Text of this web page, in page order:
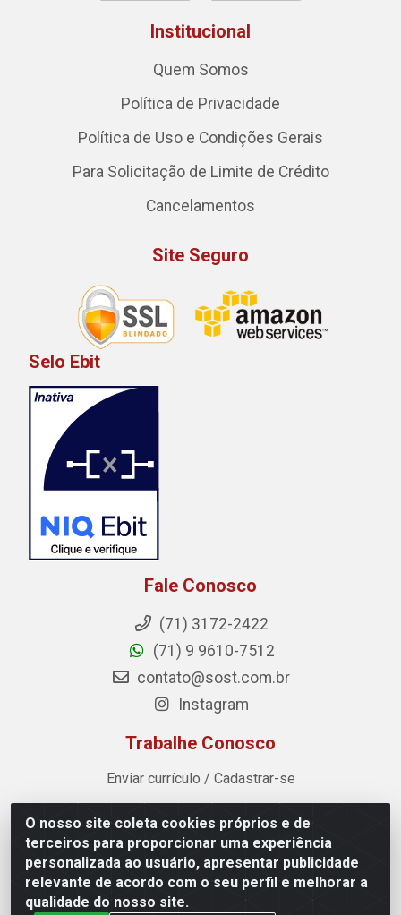
O nosso site coleta cookies próprios e de
terceiros para proporcionar uma experiência
personalizada ao usuário, apresentar publicidade
relevante de acordo com o seu perfil e melhorar a
qualidade do nosso site.
Institucional
Quem Somos
Política de Privacidade
Política de Uso e Condições Gerais
Para Solicitação de Limite de Crédito
Cancelamentos
Site Seguro
Selo Ebit
Fale Conosco
(71) 3172-2422
(71) 9 9610-7512
contato@sost.com.br
Instagram
Trabalhe Conosco
Enviar currículo / Cadastrar-se
Sost Distribuidora - Rua Cândido Rissut, 254 - Recreio
Ipitanga, Lauro de Freitas/BA - CEP 42.700-590 - CNPJ
07.041.307/0001-80